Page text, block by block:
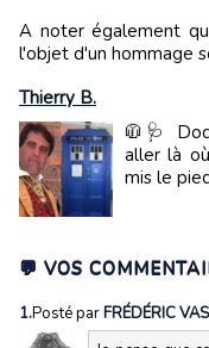
A noter également
l'objet d'un hommage
Thierry B.
🧥🩺
aller là
mis le
💬 VOS
1.Posté parFRÉDÉRIC